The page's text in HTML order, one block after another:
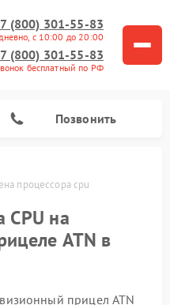
(800) 301-55-83
с 10:00 до 20:00
(800) 301-55-83
бесплатный по РФ
Позвонить
процессора cpu
CPU на
ATN в
прицел ATN